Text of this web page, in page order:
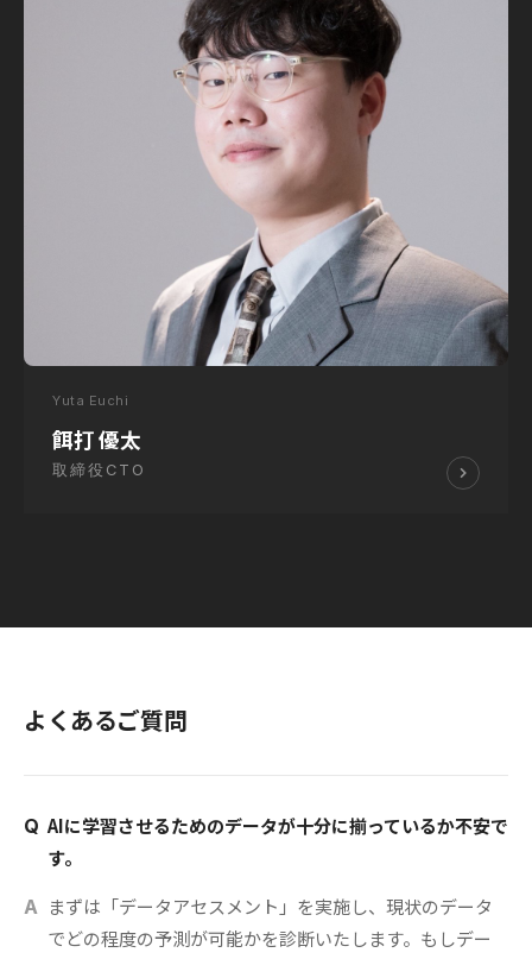
Yuta Euchi
餌打 優太
取締役CTO
よくあるご質問
Q AIに学習させるためのデータが十分に揃っているか不安で
す。
A まずは「データアセスメント」を実施し、現状のデータ
でどの程度の予測が可能かを診断いたします。もしデー